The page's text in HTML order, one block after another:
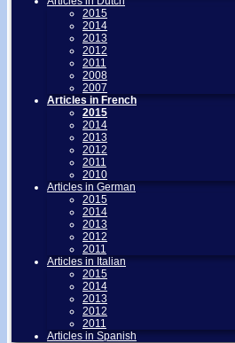
2015
2014
2013
2012
2011
2008
2007
Articles in French
2015
2014
2013
2012
2011
2010
Articles in German
2015
2014
2013
2012
2011
Articles in Italian
2015
2014
2013
2012
2011
Articles in Spanish